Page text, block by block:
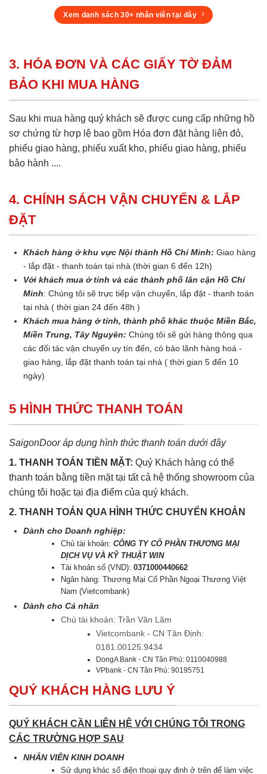
Xem danh sách 30+ nhân viên tại đây
3. HÓA ĐƠN VÀ CÁC GIẤY TỜ ĐẢM
BẢO KHI MUA HÀNG
Sau khi mua hàng quý khách sẽ được cung cấp những hồ
sơ chứng từ hợp lệ bao gồm Hóa đơn đặt hàng liên đỏ,
phiếu giao hàng, phiếu xuất kho, phiếu giao hàng, phiếu
bảo hành ....
4. CHÍNH SÁCH VẬN CHUYỂN & LẮP
ĐẶT
Khách hàng ở khu vực Nội thành Hồ Chí Minh: Giao hàng
- lắp đặt - thanh toán tại nhà (thời gian 6 đến 12h)
Với khách mua ở tỉnh và các thành phố lân cận Hồ Chí
Minh: Chúng tôi sẽ trực tiếp vận chuyển, lắp đặt - thanh toán
tại nhà ( thời gian 24 đến 48h )
Khách mua hàng ở tỉnh, thành phố khác thuộc Miền Bắc,
Miền Trung, Tây Nguyên: Chúng tôi sẽ gửi hàng thông qua
các đối tác vận chuyển uy tín đến, có bảo lãnh hàng hoá -
giao hàng, lắp đặt thanh toán tại nhà ( thời gian 5 đến 10
ngày)
5 HÌNH THỨC THANH TOÁN
SaigonDoor áp dụng hình thức thanh toán dưới đây
1. THANH TOÁN TIỀN MẶT: Quý Khách hàng có thể
thanh toán bằng tiền mặt tại tất cả hệ thống showroom của
chúng tôi hoặc tại địa điểm của quý khách.
2. THANH TOÁN QUA HÌNH THỨC CHUYỂN KHOẢN
Dành cho Doanh nghiệp:
Chủ tài khoản:CÔNG TY CỔ PHẦN THƯƠNG MẠI
DỊCH VỤ VÀ KỸ THUẬT WIN
Tài khoản số (VND):0371000440662
Ngân hàng: Thương Mại Cổ Phần Ngoại Thương Việt
Nam (Vietcombank)
Dành cho Cá nhân
Chủ tài khoản: Trần Văn Lãm
Vietcombank - CN Tân Định:
0181.00125.9434
DongA Bank - CN Tân Phú: 0110040988
VPbank - CN Tân Phú: 90195751
QUÝ KHÁCH HÀNG LƯU Ý
QUÝ KHÁCH CẦN LIÊN HỆ VỚI CHÚNG TÔI TRONG
CÁC TRƯỜNG HỢP SAU
NHÂN VIÊN KINH DOANH
Sử dụng khác số điện thoại quy định ở trên để làm việc